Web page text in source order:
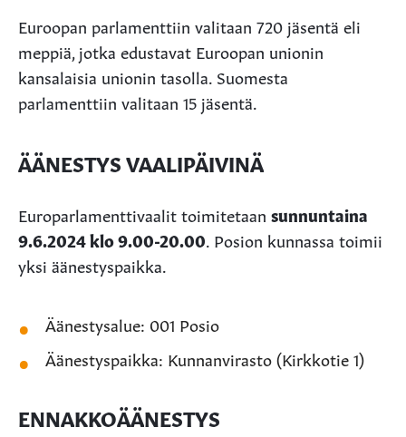
Euroopan parlamenttiin valitaan 720 jäsentä eli
meppiä, jotka edustavat Euroopan unionin
kansalaisia unionin tasolla. Suomesta
parlamenttiin valitaan 15 jäsentä.
ÄÄNESTYS VAALIPÄIVINÄ
Europarlamenttivaalit toimitetaan sunnuntaina
9.6.2024 klo 9.00-20.00. Posion kunnassa toimii
yksi äänestyspaikka.
Äänestysalue: 001 Posio
Äänestyspaikka: Kunnanvirasto (Kirkkotie 1)
ENNAKKOÄÄNESTYS